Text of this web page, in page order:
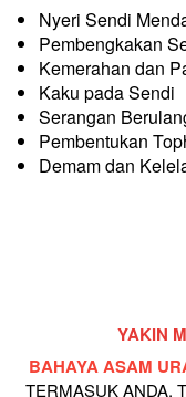
Nyeri Sendi
Pembengkakan
Kemerahan dan
Kaku pada Sendi
Serangan
Pembentukan
Demam dan
YAKIN
BAHAYA ASAM
TERMASUK ANDA.